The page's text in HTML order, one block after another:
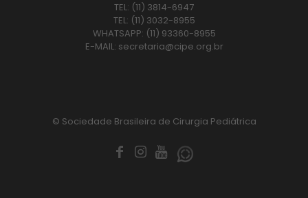
TEL: (11) 3814-6947
TEL: (11) 3032-8955
WHATSAPP: (11) 93360-8955
E-MAIL: secretaria@cipe.org.br
© Sociedade Brasileira de Cirurgia Pediátrica